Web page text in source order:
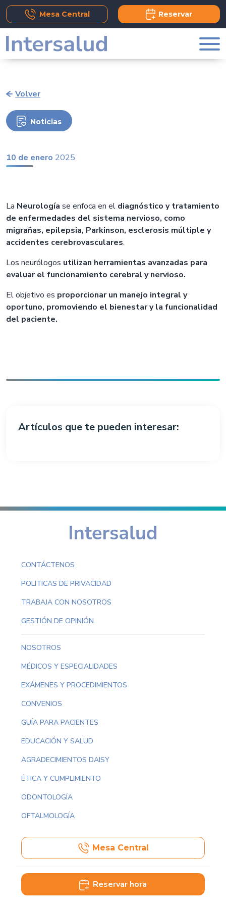
Add Comment
Mesa Central Reservar
Volver
Noticias
10 de enero 2025
La Neurología se enfoca en el diagnóstico y tratamiento
de enfermedades del sistema nervioso, como
migrañas, epilepsia, Parkinson, esclerosis múltiple y
accidentes cerebrovasculares.
Los neurólogos utilizan herramientas avanzadas para
evaluar el funcionamiento cerebral y nervioso.
El objetivo es proporcionar un manejo integral y
oportuno, promoviendo el bienestar y la funcionalidad
del paciente.
Artículos que te pueden interesar:
CONTÁCTENOS
POLITICAS DE PRIVACIDAD
TRABAJA CON NOSOTROS
GESTIÓN DE OPINIÓN
NOSOTROS
MÉDICOS Y ESPECIALIDADES
EXÁMENES Y PROCEDIMIENTOS
CONVENIOS
GUÍA PARA PACIENTES
EDUCACIÓN Y SALUD
AGRADECIMIENTOS DAISY
ÉTICA Y CUMPLIMIENTO
ODONTOLOGÍA
OFTALMOLOGÍA
Mesa Central
Reservar hora